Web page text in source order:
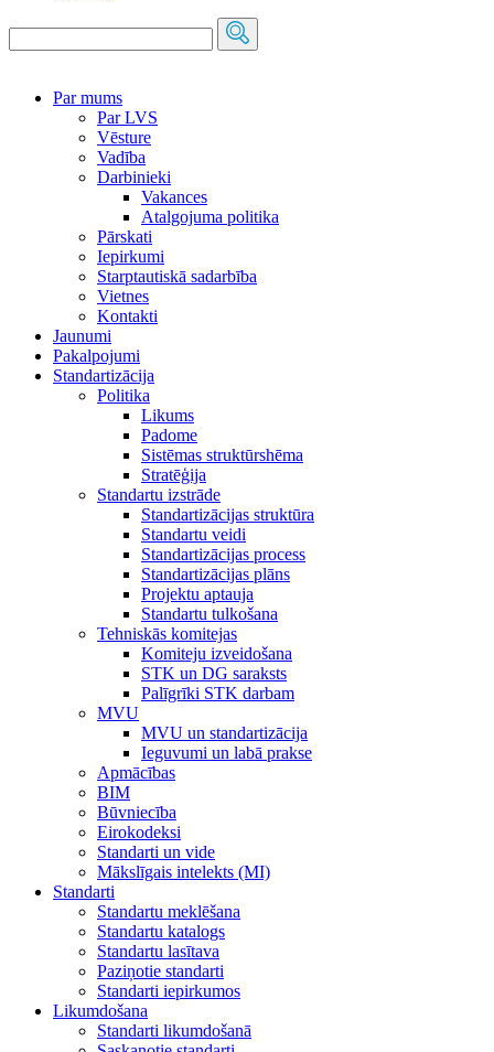
Par mums
Par LVS
Vēsture
Vadība
Darbinieki
Vakances
Atalgojuma politika
Pārskati
Iepirkumi
Starptautiskā sadarbība
Vietnes
Kontakti
Jaunumi
Pakalpojumi
Standartizācija
Politika
Likums
Padome
Sistēmas struktūrshēma
Stratēģija
Standartu izstrāde
Standartizācijas struktūra
Standartu veidi
Standartizācijas process
Standartizācijas plāns
Projektu aptauja
Standartu tulkošana
Tehniskās komitejas
Komiteju izveidošana
STK un DG saraksts
Palīgrīki STK darbam
MVU
MVU un standartizācija
Ieguvumi un labā prakse
Apmācības
BIM
Būvniecība
Eirokodeksi
Standarti un vide
Mākslīgais intelekts (MI)
Standarti
Standartu meklēšana
Standartu katalogs
Standartu lasītava
Paziņotie standarti
Standarti iepirkumos
Likumdošana
Standarti likumdošanā